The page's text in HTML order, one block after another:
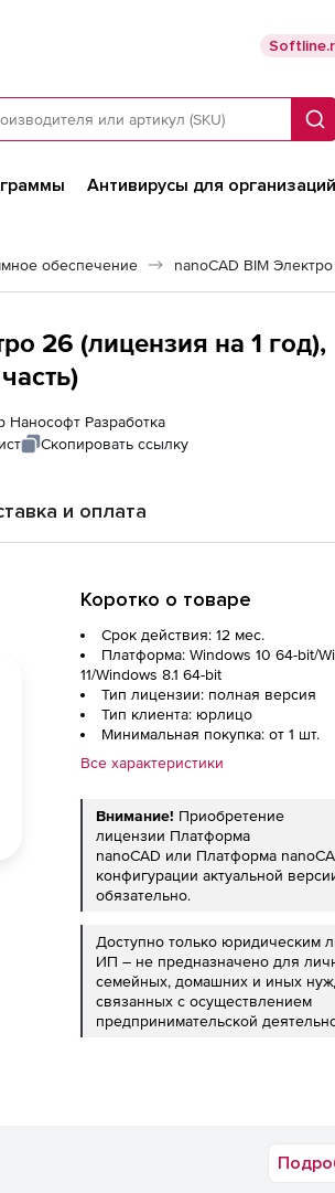
Антивирусы для организаций
обеспечение nanoCAD BIM
26 (лицензия на 1 год),
Нанософт Разработка
Скопировать ссылку
и оплата
Коротко о товаре
Срок действия: 12 мес.
Платформа: Windows 10 64-bit/
11/Windows 8.1 64-bit
Тип лицензии: полная версия
Тип клиента: юрлицо
Минимальная покупка: от 1 шт.
Все характеристики
Внимание! Приобретение
лицензии Платформа
nanoCAD или Платформа
конфигурации актуальной
обязательно.
Доступно только юридическим
ИП – не предназначено для
семейных, домашних и иных
связанных с осуществлением
предпринимательской